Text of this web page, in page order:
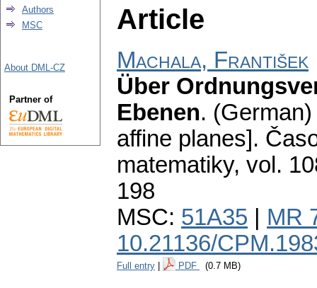
Article
Machala, František
Über
Ebenen.
affine planes].
matematiky, vol.
198
MSC: 51A35
MR
10.21136/
Full entry PDF (0.7 MB)
Authors
MSC
About DML-CZ
Partner of